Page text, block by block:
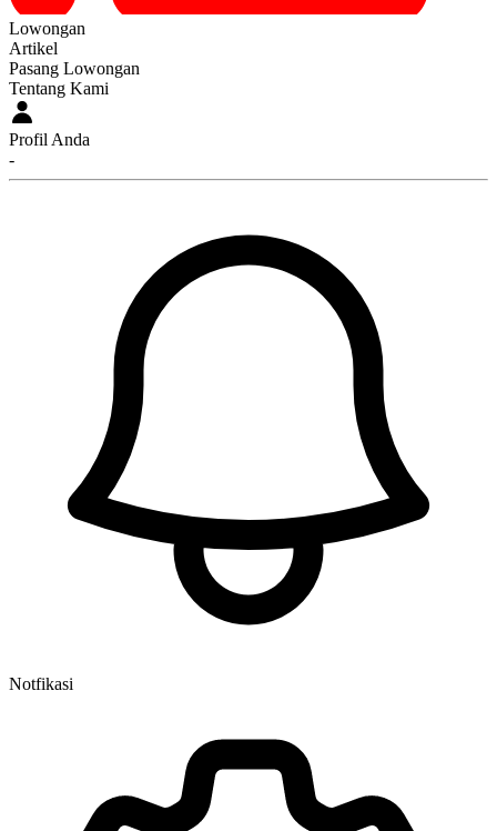
Lowongan
Artikel
Pasang Lowongan
Tentang Kami
Profil Anda
-
Notfikasi